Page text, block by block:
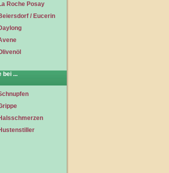
Roche Posay
/ Eucerin
bei ...